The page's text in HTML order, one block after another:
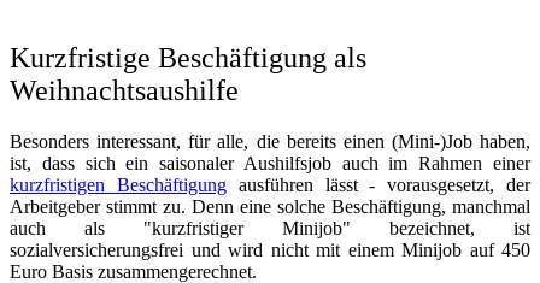
Kurzfristige Beschäftigung als
Weihnachtsaushilfe
Besonders interessant, für alle, die bereits einen (Mini-)Job haben,
ist, dass sich ein saisonaler Aushilfsjob auch im Rahmen einer
kurzfristigen Beschäftigungausführen lässt - vorausgesetzt, der
Arbeitgeber stimmt zu. Denn eine solche Beschäftigung, manchmal
auch als "kurzfristiger Minijob" bezeichnet, ist
sozialversicherungsfrei und wird nicht mit einem Minijob auf 450
Euro Basis zusammengerechnet.